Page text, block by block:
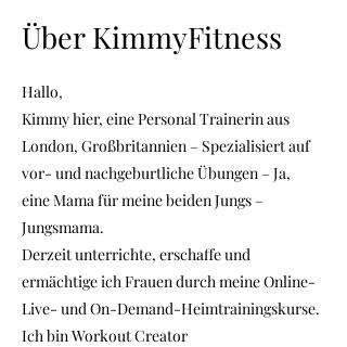
Über KimmyFitness
Hallo,
Kimmy hier, eine Personal Trainerin aus
London, Großbritannien – Spezialisiert auf
vor- und nachgeburtliche Übungen – Ja,
eine Mama für meine beiden Jungs –
Jungsmama.
Derzeit unterrichte, erschaffe und
ermächtige ich Frauen durch meine Online-
Live- und On-Demand-Heimtrainingskurse.
Ich bin Workout Creator